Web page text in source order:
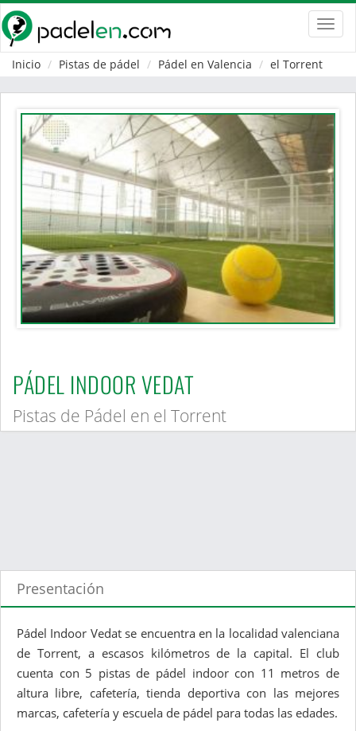
Inicio
Pistas de pádel Pádel en Valencia el Torrent
PÁDEL INDOOR VEDAT
Pistas de Pádel en el Torrent
Presentación
Pádel Indoor Vedat se encuentra en la localidad valenciana
de Torrent, a escasos kilómetros de la capital. El club
cuenta con 5 pistas de pádel indoor con 11 metros de
altura libre, cafetería, tienda deportiva con las mejores
marcas, cafetería y escuela de pádel para todas las edades.